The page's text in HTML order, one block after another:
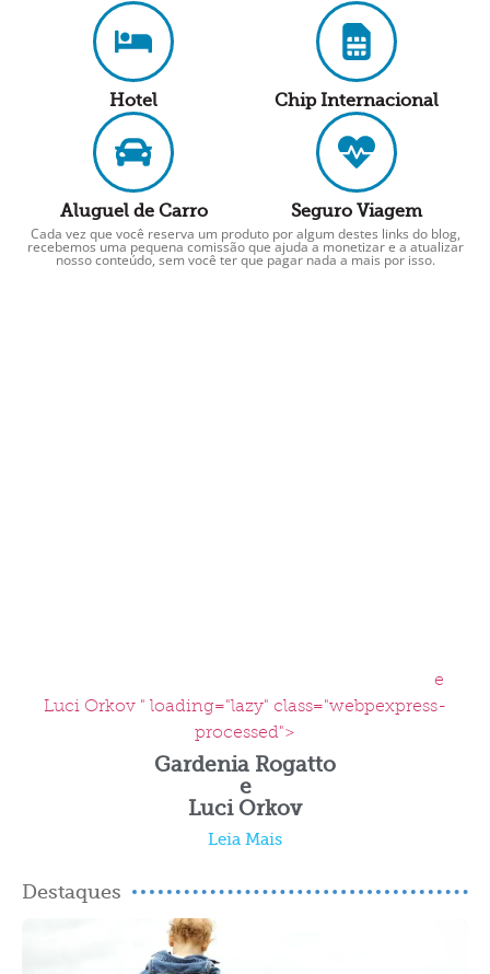
Hotel Chip Internacional
Aluguel de Carro Seguro Viagem
Cada vez que você reserva um produto por algum destes links do blog,
recebemos uma pequena comissão que ajuda a monetizar e a atualizar
nosso conteúdo, sem você ter que pagar nada a mais por isso.
e
Luci Orkov " loading="lazy" class="webpexpress-
processed">
Gardenia Rogatto
e
Luci Orkov
Leia Mais
Destaques